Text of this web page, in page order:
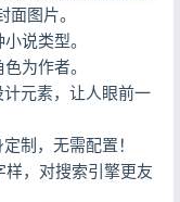
图片。
说类型。
为作者。
元素，让人眼前一
制，无需配置！
，对搜索引擎更友